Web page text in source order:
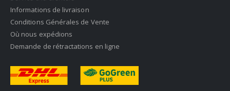
Informations de livraison
Conditions Générales de Vente
Où nous expédions
Demande de rétractations en ligne